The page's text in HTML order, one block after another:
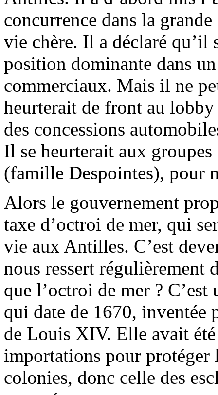
concurrence dans la
vie chère. Il a déclaré qu’il
position dominante dans
commerciaux. Mais il ne
heurterait de front au
des concessions
Il se heurterait aux
(famille Despointes), pour
Alors le gouvernement
taxe d’octroi de mer, qui
vie aux Antilles. C’est
nous ressert régulièrement
que l’octroi de mer ?
qui date de 1670, inventée
de Louis XIV. Elle avait
importations pour
colonies, donc celle des